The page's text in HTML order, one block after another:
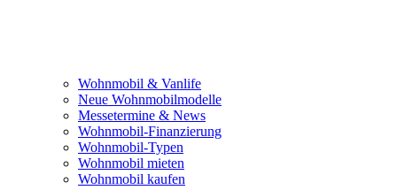
Wohnmobil & Vanlife
Neue Wohnmobilmodelle
Messetermine & News
Wohnmobil-Finanzierung
Wohnmobil-Typen
Wohnmobil mieten
Wohnmobil kaufen